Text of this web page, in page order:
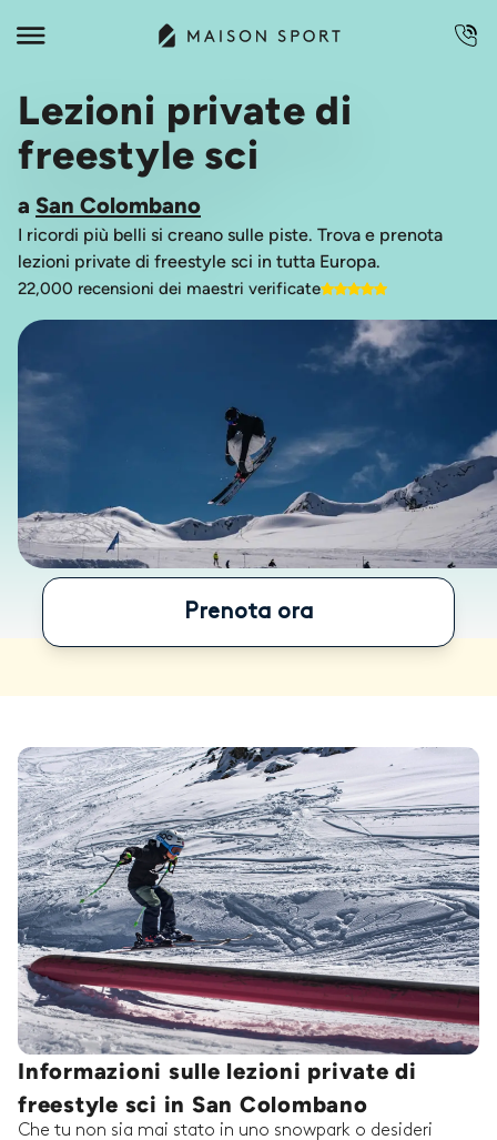
Lezioni private di
freestyle sci
a San Colombano
I ricordi più belli si creano sulle piste. Trova e prenota
lezioni private di freestyle sci in tutta Europa.
22,000 recensioni dei maestri verificate
Prenota ora
Informazioni sulle lezioni private di
freestyle sci in San Colombano
Che tu non sia mai stato in uno snowpark o desideri